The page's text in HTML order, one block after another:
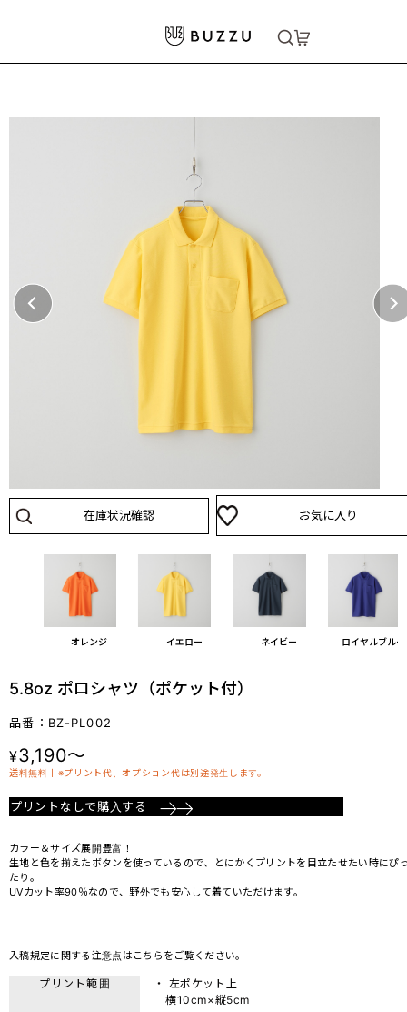
5.8oz ポロシャツ（ポケット付）
在庫状況確認 お気に入り
オレンジ イエロー ネイビー ロイヤルブルー
5.8oz ポロシャツ（ポケット付）
品番：BZ-PL002
¥3,190～
送料無料丨※プリント代、オプション代は別途発生します。
プリントなしで購入する
カラー＆サイズ展開豊富！
生地と色を揃えたボタンを使っているので、とにかくプリントを目立たせたい時にぴ
たり。
UVカット率90％なので、野外でも安心して着ていただけます。
入稿規定に関する注意点は こちら をご覧ください。
プリント範囲
・ 左ポケット上
横10cm×縦5cm